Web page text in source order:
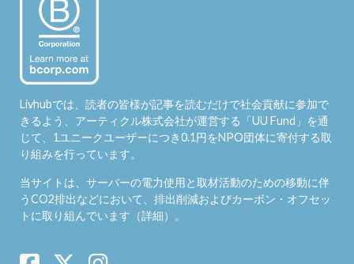
Livhubでは、読者の皆様が記事を読むだけで社会貢献に参加で
きるよう、アーティクル株式会社が運営する「UU Fund 」を通
じて、1ユニークユーザーにつき0.1円をNPO団体に寄付する取
り組みを行っています。
当サイトは、サーバーの電力使用と取材活動のための移動に伴
うCO2排出などにおいて、排出削減およびカーボン・オフセッ
トに取り組んでいます（詳細）。